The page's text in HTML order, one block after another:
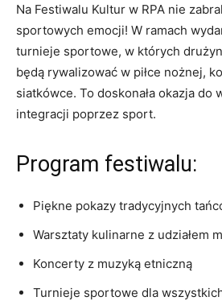
Na Festiwalu Kultur ‍w RPA nie‌
sportowych ⁢emocji! W ramach
turnieje ‌sportowe, w których
będą rywalizować w piłce nożnej,
siatkówce. To‍ doskonała okazja do
integracji poprzez sport.
Program festiwalu:
Piękne pokazy⁣ tradycyjnych
Warsztaty kulinarne z⁢ udziałem
Koncerty z muzyką etniczną
Turnieje sportowe ⁢dla